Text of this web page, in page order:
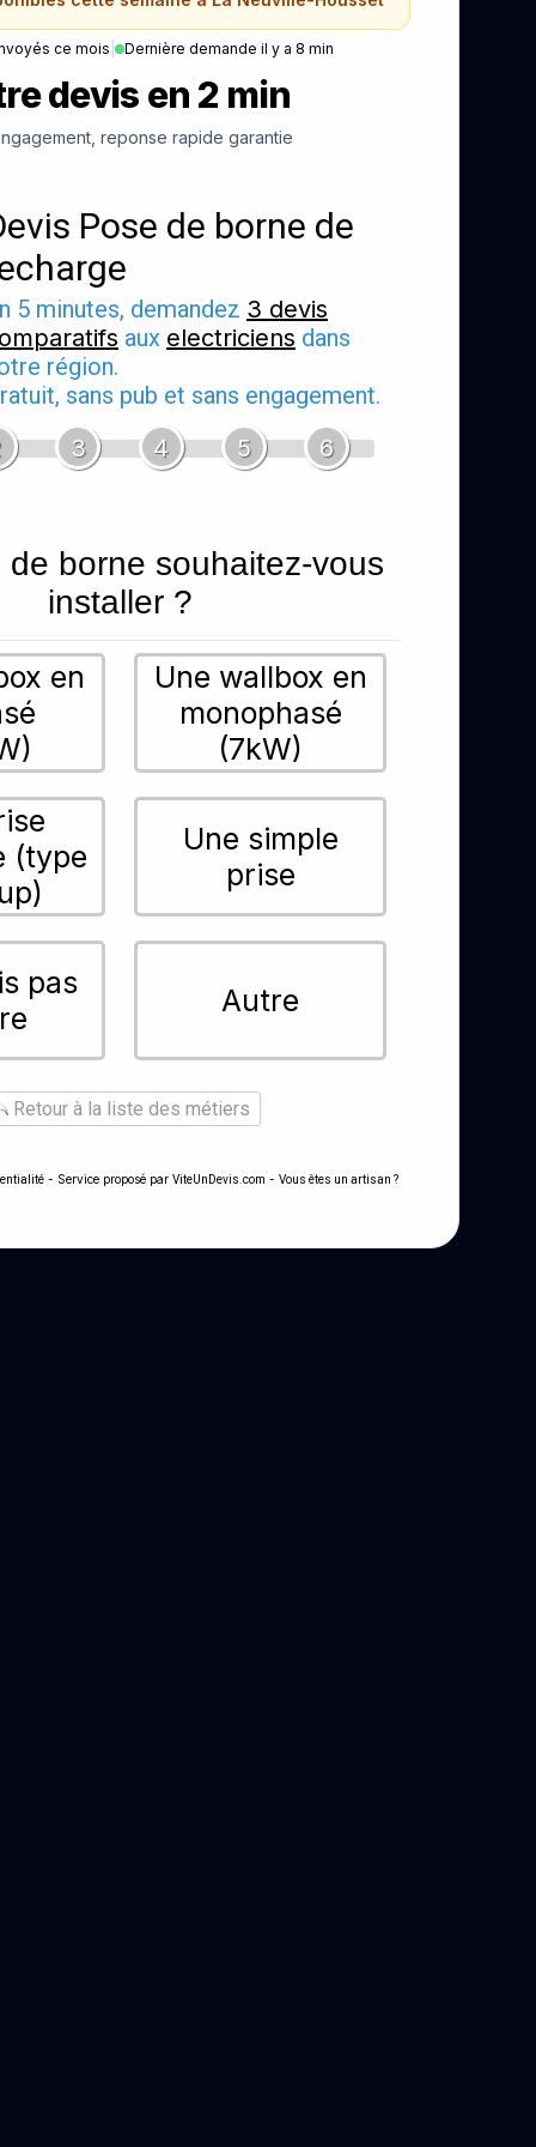
ce mois Dernière demande il y a 8 min
devis en 2 min
reponse rapide garantie
Pose de borne de
5 minutes, demandez 3 devis
aux electriciens dans
région.
sans pub et sans engagement.
3 4 5 6
de borne souhaitez-vous
installer ?
en
Une wallbox en
monophasé
(7kW)
(type
Une simple
prise
pas
Autre
Retour à la liste des métiers
- Service proposé par ViteUnDevis.com - Vous êtes un artisan ?